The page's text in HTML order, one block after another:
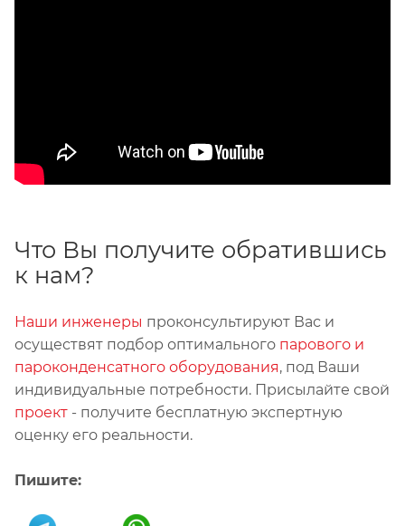
Что Вы получите обратившись
к нам?
Наши инженеры проконсультируют Вас и
осуществят подбор оптимального парового и
пароконденсатного оборудования, под Ваши
индивидуальные потребности. Присылайте свой
проект - получите бесплатную экспертную
оценку его реальности.
Пишите: